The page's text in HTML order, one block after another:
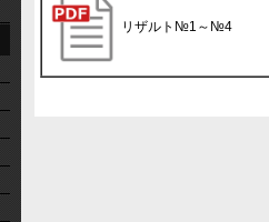
リザルト№1～№4